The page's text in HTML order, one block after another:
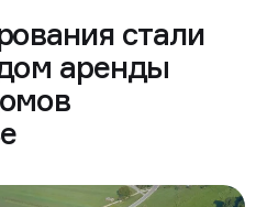
стали
аренды